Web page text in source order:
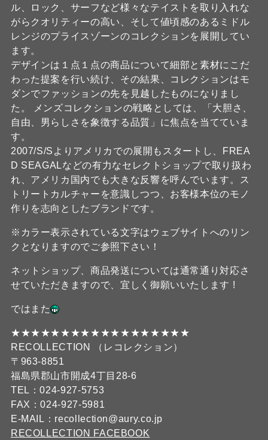
ル、ロック、サーフなど様々なテイストを取り入れな
がらクオリティーの高い、そして値頃感のあるミドル
レンジのプライスゾーンのコレクションを展開してい
ます。
デザインは１点１点の商品について細部と素材にこだ
わった提案を行い続け、その結果、コレクションはモ
ダンでファッションの先を見越したものになりまし
た。 メンズコレクションの戦略としては、「大胆さ、
自由、男らしさを象徴する品質」に焦点を当てていま
す。
2007/S/Sよりアメリカでの展開もスタートし、FREA
D SEAGALなどの有力なセレクトショップで取り扱わ
れ、アメリカ国内でも大きな反響を呼んでいます。ス
トリートカルチャーを意識しつつ、お客様本位のモノ
作りを志向としたブランドです。
※カラー表示されている文字はウェブサイトへのリン
クとなりますのでご参照下さい！
ネットショップ、商品発送については通常通り対応さ
せていただきますので、宜しく御願いいたします !
ではまた
★★★★★★★★★★★★★★★★★★
RECOLLECTION （レコレクション）
〒963-8851
福島県郡山市開成4丁目28-6
TEL：024-927-5753
FAX：024-927-5981
E-MAIL：recollection@aury.co.jp
RECOLLECTION FACEBOOK